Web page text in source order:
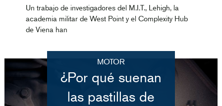
Un trabajo de investigadores del M.I.T., Lehigh, la
academia militar de West Point y el Complexity Hub
de Viena han
MOTOR
¿Por qué suenan
las pastillas de